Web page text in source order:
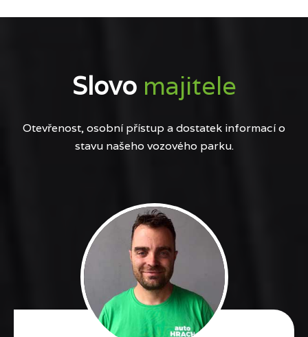
Slovo majitele
Otevřenost, osobní přístup a dostatek informací o
stavu našeho vozového parku.